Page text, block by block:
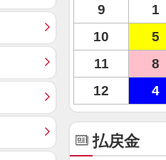
9
1
10
5
11
8
12
4
払戻金